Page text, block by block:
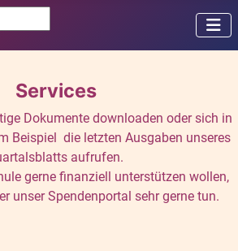
Services
Dokumente downloaden oder sich in
Beispiel die letzten Ausgaben unseres
aufrufen.
gerne finanziell unterstützen wollen,
unser Spendenportal sehr gerne tun.